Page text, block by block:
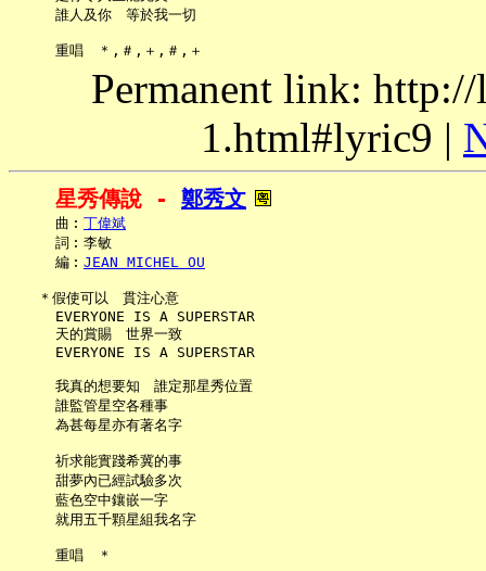
     誰人及你　等於我一切
Permanent link:
1.html#lyric9 |
星秀傳說 - 鄭秀文
     曲︰
丁偉斌
     詞︰李敏
     編︰
JEAN MICHEL OU
   ＊假使可以　貫注心意
     EVERYONE IS A SUPERSTAR
     天的賞賜　世界一致
     EVERYONE IS A SUPERSTAR
     我真的想要知　誰定那星秀位置
     誰監管星空各種事
     為甚每星亦有著名字
     祈求能實踐希冀的事
     甜夢內已經試驗多次
     藍色空中鑲嵌一字
     就用五千顆星組我名字
     重唱　＊